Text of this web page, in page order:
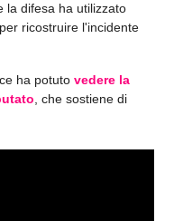
la difesa ha utilizzato
ricostruire l'incidente
ha potuto vedere la
, che sostiene di